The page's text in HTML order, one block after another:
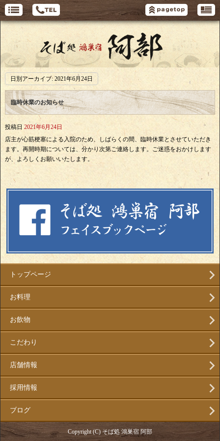
日別アーカイブ: 2021年6月24日
臨時休業のお知らせ
投稿日 2021年6月24日
店主が心筋梗塞による入院のため、しばらくの間、臨時休業とさせていただき
ます。再開時期については、分かり次第ご連絡します。ご迷惑をおかけします
が、よろしくお願いいたします。
トップページ
お料理
お飲物
こだわり
店舗情報
採用情報
ブログ
Copyright (C) そば処 鴻巣宿 阿部